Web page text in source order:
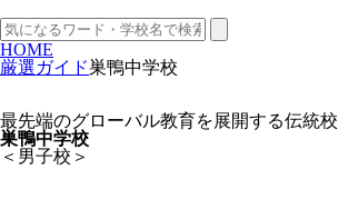
HOME
厳選ガイド巣鴨中学校
最先端のグローバル教育を展開する伝統校
巣鴨中学校
＜男子校＞